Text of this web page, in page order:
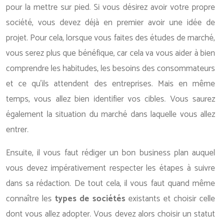
pour la mettre sur pied. Si vous désirez avoir votre propre
société, vous devez déjà en premier avoir une idée de
projet. Pour cela, lorsque vous faites des études de marché,
vous serez plus que bénéfique, car cela va vous aider à bien
comprendre les habitudes, les besoins des consommateurs
et ce qu’ils attendent des entreprises. Mais en même
temps, vous allez bien identifier vos cibles. Vous saurez
également la situation du marché dans laquelle vous allez
entrer.
Ensuite, il vous faut rédiger un bon business plan auquel
vous devez impérativement respecter les étapes à suivre
dans sa rédaction. De tout cela, il vous faut quand même
connaître les types de sociétés existants et choisir celle
dont vous allez adopter. Vous devez alors choisir un statut